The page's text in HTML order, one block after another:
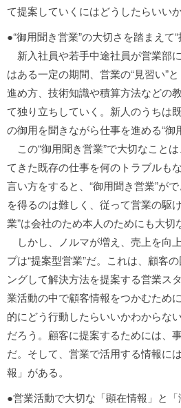
て提案していくにはどうしたらいいか
●“御用聞き営業”の大切さを踏まえて
新入社員や若手中途社員が営業部
はある一定の期間、営業の“見習い”
進め方、技術知識や積算方法などの
て独り立ちしていく。新人のうちは
の御用を聞きながら仕事を進める“御
この“御用聞き営業”で大切なこと
てきた既存の仕事を何のトラブルも
言い方をすると、“御用聞き営業”が
を得るのは難しく、従って営業の駆
業”は会社のため本人のためにも大切
しかし、ノルマが増え、売上を向
プは“提案型営業”だ。これは、顧客
ングして解決方法を提案する営業ス
業活動の中で顧客情報をつかむため
的にどう行動したらいいかわからな
だろう。顧客に提案するためには、
だ。そして、営業で活用する情報に
報」がある。
●営業活動で大切な「顕在情報」と「